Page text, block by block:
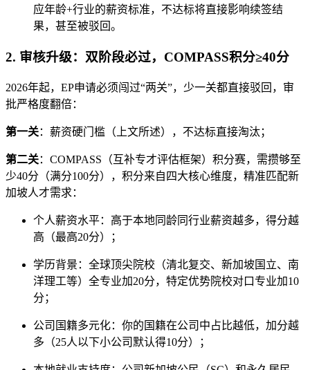
应年龄+行业的薪资标准，不达标将直接影响续签结
果，甚至被驳回。
2. 审核升级：双阶段必过，COMPASS积分≥40分
2026年起，EP申请必须闯过“两关”，少一关都直接驳回，审
批严格度翻倍：
第一关：薪资硬门槛（上文所述），不达标直接淘汰；
第二关：COMPASS（互补专才评估框架）积分赛，需攒够至
少40分（满分100分），积分来自四大核心维度，精准匹配新
加坡人才需求：
个人薪资水平：高于本地同龄同行业薪资越多，得分越
高（最高20分）；
学历背景：全球顶尖院校（清北复交、新加坡国立、南
洋理工等）全专业加20分，特定优势院校对口专业加10
分；
公司国籍多元化：你的国籍在公司中占比越低，加分越
多（25人以下小公司默认得10分）；